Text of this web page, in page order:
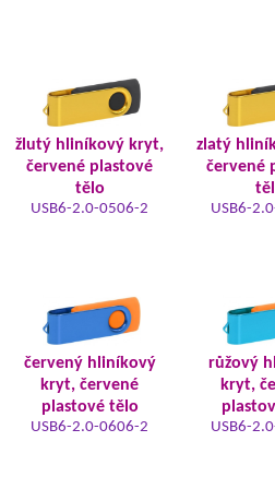
žlutý hliníkový kryt,
červené plastové
tělo
USB6-2.0-0506-2
zlatý
červené
USB6-
červený hliníkový
kryt, červené
plastové tělo
USB6-2.0-0606-2
růžový
kryt,
USB6-